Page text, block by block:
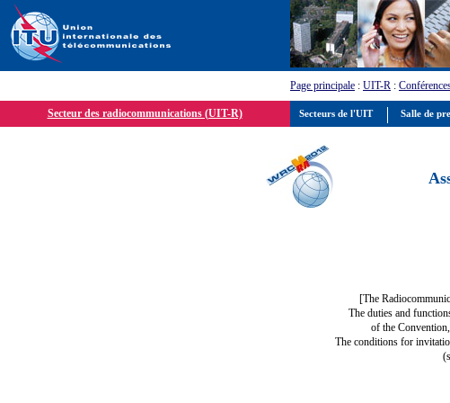
Page principale : UIT-R :
Secteur des radiocommunications (UIT-R)
[The
The duties and
of the
The conditions for
Secteurs de l'UIT Salle de